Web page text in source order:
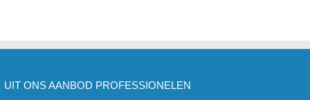
UIT ONS AANBOD PROFESSIONELEN